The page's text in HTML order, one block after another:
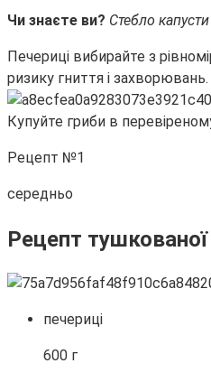
Чи знаєте ви? Стебло
Печериці вибирайте з
ризику гниття і
Купуйте гриби в
Рецепт №1
середньо
Рецепт
печериці
600 г